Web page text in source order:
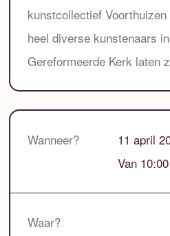
kunstcollectief
heel diverse kunstenaars
Gereformeerde Kerk laten
Wanneer?
11 april
Van
Waar?